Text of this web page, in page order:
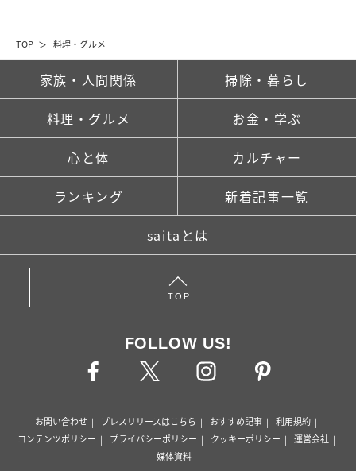
TOP 料理・グルメ
家族・人間関係 掃除・暮らし
料理・グルメ お金・学ぶ
心と体 カルチャー
ランキング 新着記事一覧
saitaとは
TOP
FOLLOW US!
お問い合わせ プレスリリースはこちら おすすめ記事
利用規約
コンテンツポリシー
プライバシーポリシー クッキーポリシー
運営会社
媒体資料